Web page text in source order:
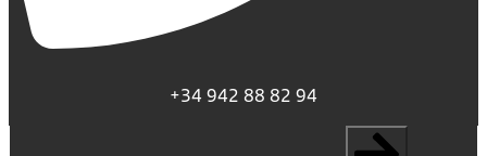
+34 942 88 82 94